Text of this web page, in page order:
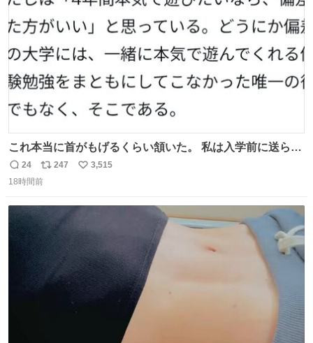
数
これ本当に首がもげるくらい頷いた。 私は入学前に送られ
てきた、大学のサークル紹介冊子を見た時点で終わりを感
じたので、女子大でもないくせに偏差値の高い大学のイン
た。 高偏差値に行けないならせめてそれくらいした方が予
後がいいです。 https://t.co/9nMHIrETkw
返
信
24
リ
ポ
247
い
3,515
18時間前